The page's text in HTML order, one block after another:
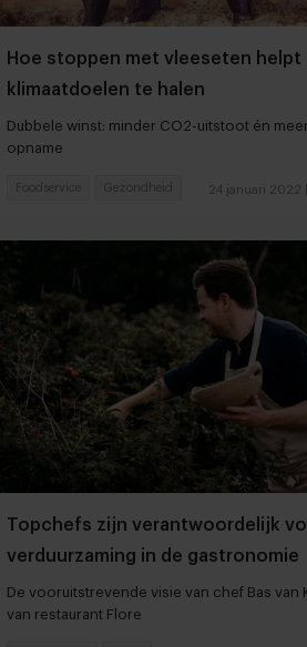
Hoe stoppen met vleeseten helpt
klimaatdoelen te halen
Dubbele winst: minder CO2-uitstoot én meer
opname
24 januari 2022
Foodservice Gezondheid
Topchefs zijn verantwoordelijk
verduurzaming in de gastronomie
De vooruitstrevende visie van chef Bas van
van restaurant Flore